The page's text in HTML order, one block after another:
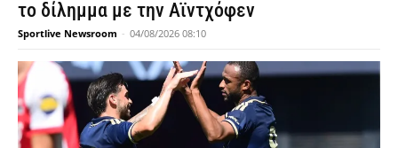
το δίλημμα με την Αϊντχόφεν
Sportlive Newsroom - 04/08/2026 08:10